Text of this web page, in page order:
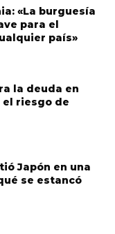
«La burguesía
para el
país»
la deuda en
el riesgo de
Japón en una
se estancó